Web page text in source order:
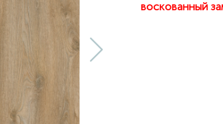
воскованный